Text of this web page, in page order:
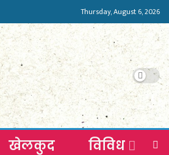
Thursday, August 6, 2026
खेलकुद विविध